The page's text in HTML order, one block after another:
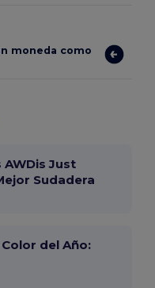
moneda como
AWDis Just
Sudadera
del Año: